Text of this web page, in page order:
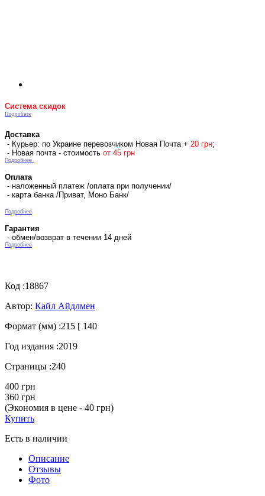
Система скидок
Подробнее
Доставка
- Курьер: по Украине перевозчиком Новая Почта + 20 грн;
- Новая почта - стоимость от 45 грн
Подробнее
Оплата
- наложенный платеж /оплата при получении/
- карта банка /Приват, Моно Банк/
Подробнее
Гарантия
- обмен/возврат в течении 14 дней
Подробнее
Код :18867
Автор: Кайл Айдлмен
Формат (мм) :215 [ 140
Год издания :2019
Страницы :240
400 грн
360 грн
(Экономия в цене - 40 грн)
Купить
Есть в наличии
Описание
Отзывы
Фото